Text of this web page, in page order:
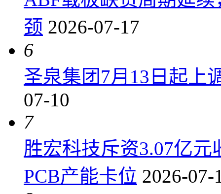
颈 2026-07-17
6
圣泉集团7月13日起上
07-10
7
胜宏科技斥资3.07亿
PCB产能卡位 2026-07-